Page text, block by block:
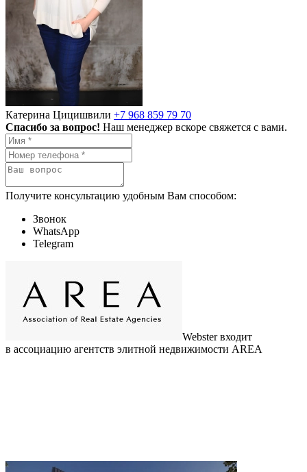
Катерина Цицишвили +7 968 859 79 70
Спасибо за вопрос! Наш менеджер вскоре свяжется с вами.
Получите консультацию удобным Вам способом:
Звонок
WhatsApp
Telegram
Webster входит
в ассоциацию агентств элитной недвижимости AREA